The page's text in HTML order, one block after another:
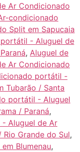
Ar Condicionado
condicionado
Split em Sapucaia
- Aluguel de
, Aluguel de
Ar Condicionado
portátil -
Tubarão / Santa
portátil - Aluguel
/ Paraná,
Aluguel de Ar
Grande do Sul,
Blumenau,